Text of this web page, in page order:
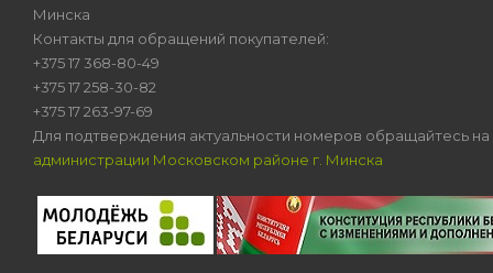
Минска
Контакты для обращений покупателей:
+375 17 368-80-49
+375 17 258-30-82
+375 17 263-97-69
Для подтверждения актуальности номеров обращайтесь на
администрации Московском районе г. Минска